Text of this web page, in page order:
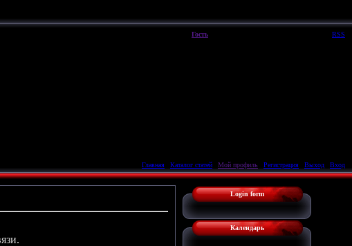
Гость RSS
Главная Каталог статей Мой профиль Регистрация Выход Вход
Login form
Календарь